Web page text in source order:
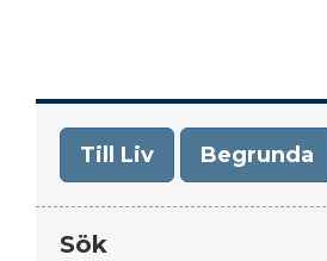
Till Liv Begrunda
Sök